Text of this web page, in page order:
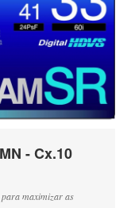
- Cx.10
para maximizar as